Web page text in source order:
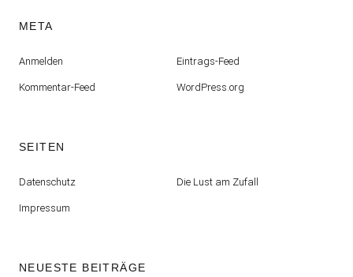
META
Anmelden Eintrags-Feed
Kommentar-Feed WordPress.org
SEITEN
Datenschutz Die Lust am Zufall
Impressum
NEUESTE BEITRÄGE